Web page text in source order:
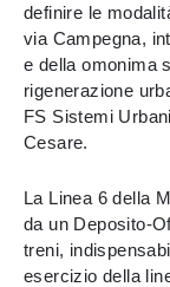
definire le
via Campegna,
e della omonima
rigenerazione
FS Sistemi
Cesare.
La Linea 6 della
da un Deposito-
treni,
esercizio della